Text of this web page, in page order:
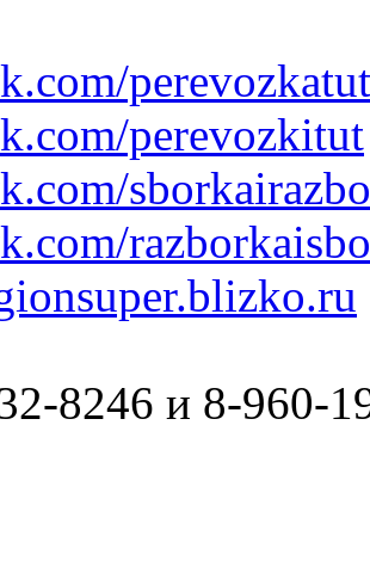
perevozkatut
perevozkitut
8246 и 8-960-